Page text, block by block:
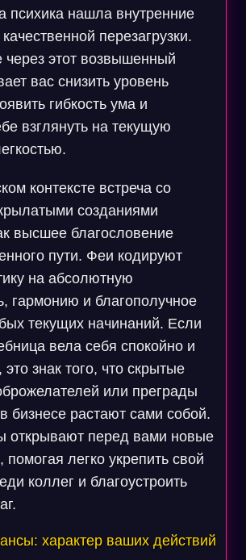
психика нашла внутренние
перезагрузки.
через этот возвышенный
вас снизить уровень
гибкость ума и
взглянуть на текущую
контексте встреча со
созданиями
высшее благословение
пути. Феи кодируют
на абсолютную
гармонию и благополучное
текущих начинаний. Если
вела себя спокойно и
знак того, что скрытые
или преграды
бизнесе растают сами собой.
открывают перед вами новые
помогая легко укрепить свой
коллег и благоустроить
характер ваших действий